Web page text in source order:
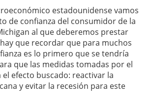
estadounidense vamos
de confianza del consumidor de la
al que deberemos prestar
que recordar que para muchos
es lo primero que se tendría
que las medidas tomadas por el
efecto buscado: reactivar la
y evitar la recesión para este